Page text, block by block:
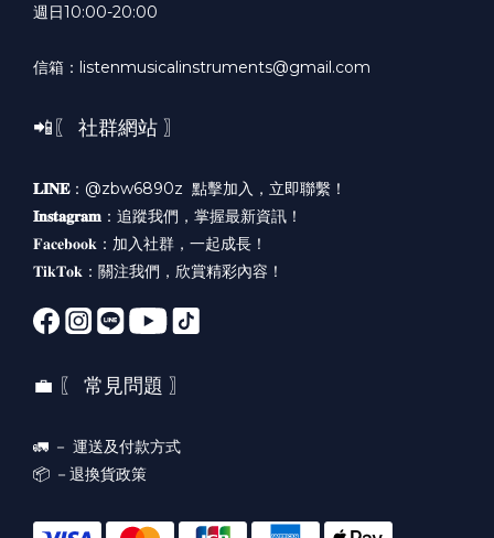
週日10:00-20:00
信箱：listenmusicalinstruments@gmail.com
📲〖 社群網站 〗
𝐋𝐈𝐍𝐄：@zbw6890z 點擊加入，立即聯繫！
𝐈𝐧𝐬𝐭𝐚𝐠𝐫𝐚𝐦 ： 追蹤我們，掌握最新資訊！
𝐅𝐚𝐜𝐞𝐛𝐨𝐨𝐤： 加入社群，一起成長！
𝐓𝐢𝐤𝐓𝐨𝐤： 關注我們，欣賞精彩內容！
💼 〖 常見問題 〗
🚛 － 運送及付款方式
📦 － 退換貨政策